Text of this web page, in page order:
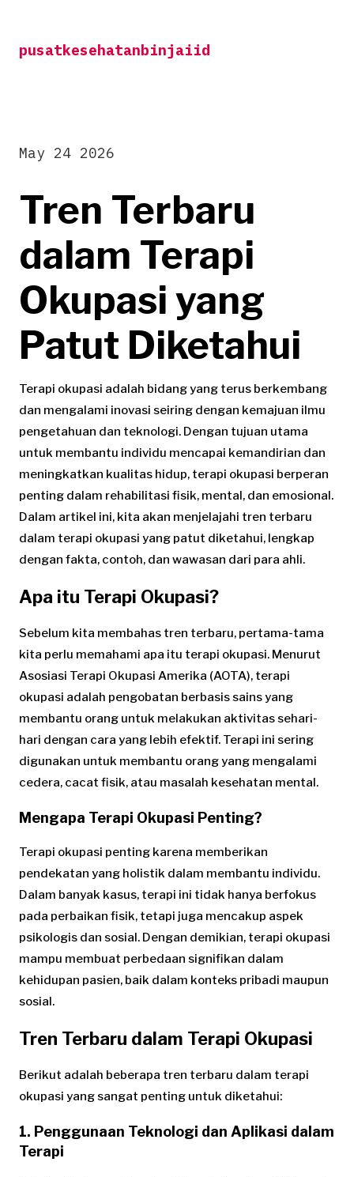
contentpusatkesehatanbinjaiid
Tren Terbaru
dalam Terapi
Okupasi yang
Patut Diketahui
May 24 2026
Terapi okupasi adalah bidang yang terus berkembang
dan mengalami inovasi seiring dengan kemajuan ilmu
pengetahuan dan teknologi. Dengan tujuan utama
untuk membantu individu mencapai kemandirian dan
meningkatkan kualitas hidup, terapi okupasi berperan
penting dalam rehabilitasi fisik, mental, dan emosional.
Dalam artikel ini, kita akan menjelajahi tren terbaru
dalam terapi okupasi yang patut diketahui, lengkap
dengan fakta, contoh, dan wawasan dari para ahli.
Apa itu Terapi Okupasi?
Sebelum kita membahas tren terbaru, pertama-tama
kita perlu memahami apa itu terapi okupasi. Menurut
Asosiasi Terapi Okupasi Amerika (AOTA), terapi
okupasi adalah pengobatan berbasis sains yang
membantu orang untuk melakukan aktivitas sehari-
hari dengan cara yang lebih efektif. Terapi ini sering
digunakan untuk membantu orang yang mengalami
cedera, cacat fisik, atau masalah kesehatan mental.
Mengapa Terapi Okupasi Penting?
Terapi okupasi penting karena memberikan
pendekatan yang holistik dalam membantu individu.
Dalam banyak kasus, terapi ini tidak hanya berfokus
pada perbaikan fisik, tetapi juga mencakup aspek
psikologis dan sosial. Dengan demikian, terapi okupasi
mampu membuat perbedaan signifikan dalam
kehidupan pasien, baik dalam konteks pribadi maupun
sosial.
Tren Terbaru dalam Terapi Okupasi
Berikut adalah beberapa tren terbaru dalam terapi
okupasi yang sangat penting untuk diketahui:
1. Penggunaan Teknologi dan Aplikasi dalam
Terapi